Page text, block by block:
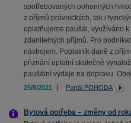
spotřebovaných pohonných
z příjmů právnických, tak i
uplatňujeme paušál, využíváno
zdanitelných příjmů. Pro
nástrojem. Poplatník daně z
přiznání uplatní skutečně
paušální výdaje na dopravu.
25/8/2021 Portál POHODA
Bytová potřeba – změny od